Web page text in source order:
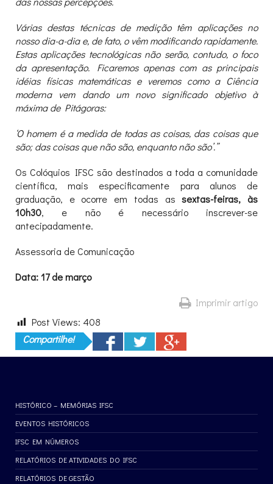
Várias destas técnicas de medição têm aplicações no
nosso dia-a-dia e, de fato, o vêm modificando rapidamente.
Estas aplicações tecnológicas não serão, contudo, o foco
da apresentação. Ficaremos apenas com as principais
idéias físicas matemáticas e veremos como a Ciência
moderna vem dando um novo significado objetivo à
máxima de Pitágoras:
‘O homem é a medida de todas as coisas, das coisas que
são; das coisas que não são, enquanto não são’.”
Os Colóquios IFSC são destinados a toda a comunidade
científica, mais especificamente para alunos de
graduação, e ocorre em todas assextas-feiras, às
10h30, e não é necessário inscrever-se
antecipadamente.
Assessoria de Comunicação
Data: 17 de março
Imprimir artigo
Post Views: 408
Compartilhe!
HISTÓRICO – MEMÓRIAS IFSC
EVENTOS HISTÓRICOS
IFSC EM NÚMEROS
RELATÓRIOS DE ATIVIDADES DO IFSC
RELATÓRIOS DE GESTÃO